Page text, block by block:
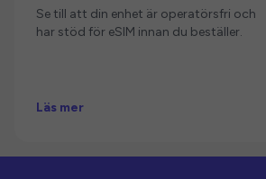
Se till att din enhet är operatörsfri och
har stöd för eSIM innan du beställer.
Läs mer